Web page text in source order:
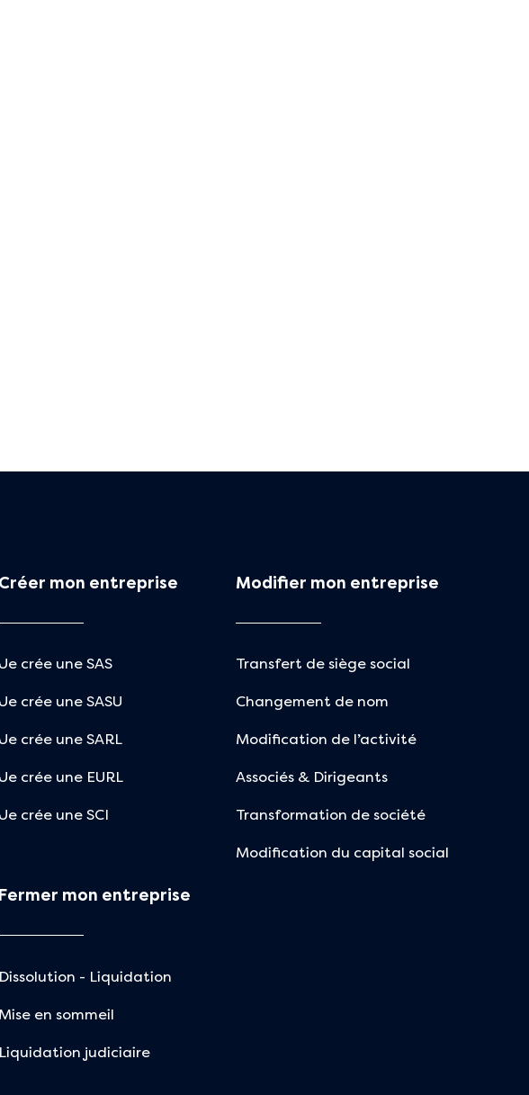
Créer mon entreprise
Je crée une SAS
Je crée une SASU
Je crée une SARL
Je crée une EURL
Je crée une SCI
Fermer mon entreprise
Dissolution - Liquidation
Mise en sommeil
Liquidation judiciaire
Modifier mon entreprise
Transfert de siège social
Changement de nom
Modification de l’activité
Associés & Dirigeants
Transformation de société
Modification du capital social